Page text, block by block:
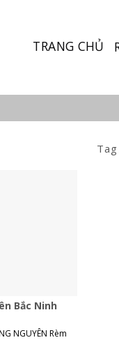
TRANG CHỦ
Bắc Ninh
NGUYÊN Rèm